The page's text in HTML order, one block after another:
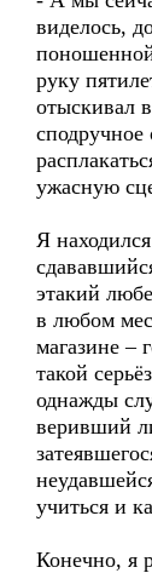
виделось,
руку
отыскивал
ужасную
Я
этакий
в любом
магазине –
такой
однажды
веривший
учиться и
Конечно, я